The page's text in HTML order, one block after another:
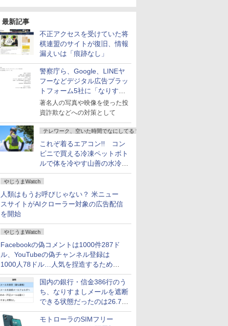
最新記事
不正アクセスを受けていた将
棋連盟のサイトが復旧、情報
漏えいは「痕跡なし」
警察庁ら、Google、LINEヤ
フーなどデジタル広告プラッ
トフォーム5社に「なりすま
し詐欺広告」対策強化を要請
著名人の写真や映像を使った投
資詐欺などへの対策として
テレワーク、空いた時間でなにしてる？
これぞ着るエアコン!! コン
ビニで買える冷凍ペットボト
ルで体を冷やす山善の水冷ベ
ストがロードバイクにちょう
どいい【ぼっち・ざ・ろー
ど！その14】
やじうまWatch
人類はもうお呼びじゃない？ 米ニュー
スサイトがAIクローラー対象の広告配信
を開始
やじうまWatch
Facebookの偽コメントは1000件287ド
ル、YouTubeの偽チャンネル登録は
1000人78ドル…人気を捏造するための
価格リストが公開中
国内の銀行・信金386行のう
ち、なりすましメールを遮断
できる状態だったのは26.7％
にとどまる～GMOブランド
セキュリティ調査
モトローラのSIMフリー